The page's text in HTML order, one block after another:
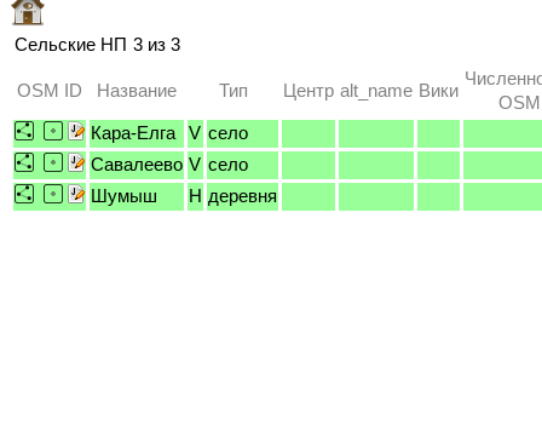
Сельские НП 3 из 3
OSM ID Название Тип Центр alt_name Вики
Кара-Елга
V село
Савалеево V село
Шумыш
H деревня